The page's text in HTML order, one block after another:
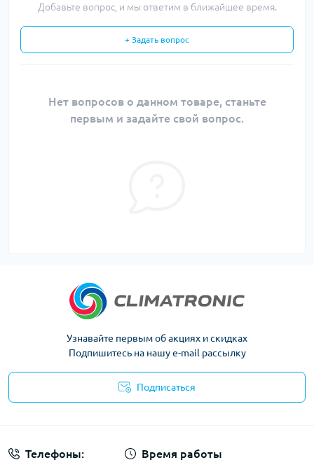
Добавьте вопрос, и мы ответим в ближайшее время.
+ Задать вопрос
Нет вопросов о данном товаре, станьте
первым и задайте свой вопрос.
Узнавайте первым об акциях и скидках
Подпишитесь на нашу e-mail рассылку
Подписаться
Телефоны: Время работы